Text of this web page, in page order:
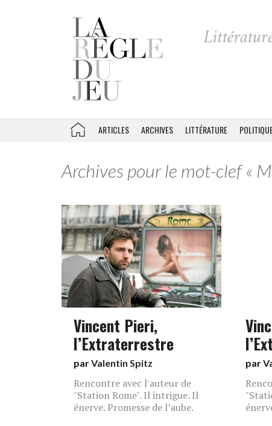
ARTICLES ARCHIVES LITTÉRATURE
Archives pour le mot-clef «
Vincent Pieri,
l’Extraterrestre
parValentin Spitz
Rencontre avec l'auteur de
"Station Rome". Il intrigue. Il
énerve. Promesse de l’aube.
par